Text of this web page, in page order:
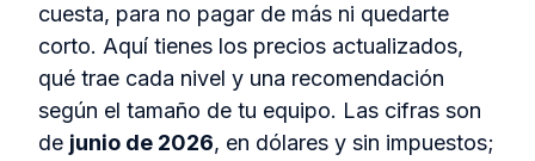
cuesta, para no pagar de más ni quedarte
corto. Aquí tienes los precios actualizados,
qué trae cada nivel y una recomendación
según el tamaño de tu equipo. Las cifras son
de junio de 2026, en dólares y sin impuestos;